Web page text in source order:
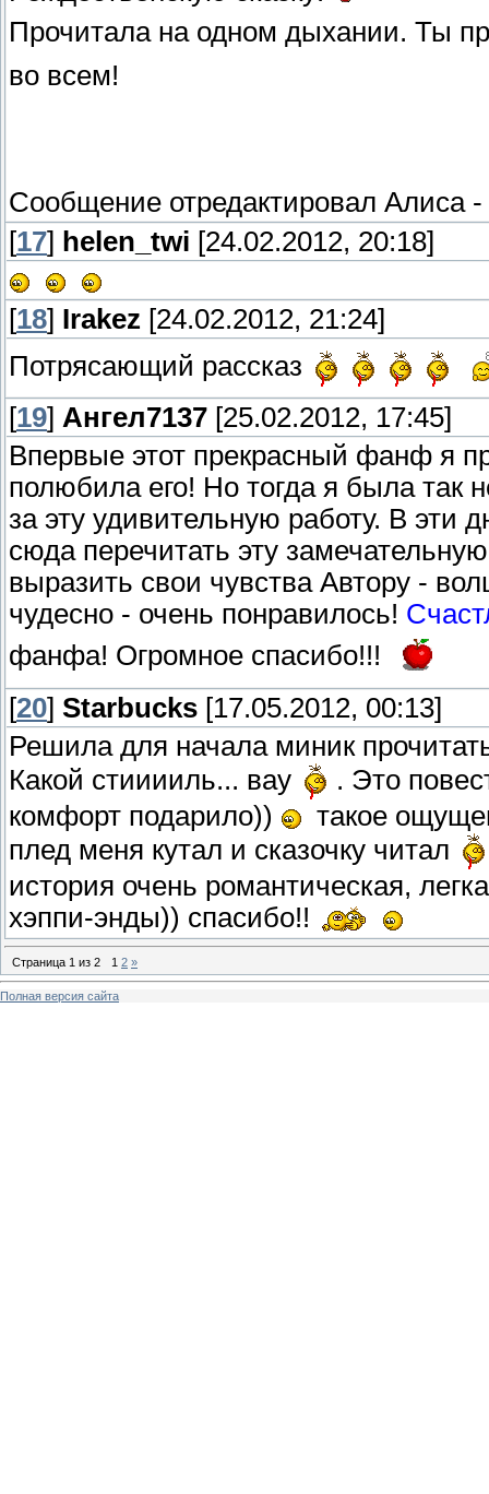
Прочитала на одном дыхании. Ты
во всем!
Сообщение отредактировал Алиса-
[17] helen_twi [24.02.2012, 20:18]
[18] Irakez [24.02.2012, 21:24]
Потрясающий рассказ
[19] Ангел7137 [25.02.2012, 17:45]
Впервые этот прекрасный фанф я
полюбила его! Но тогда я была так
за эту удивительную работу. В эти
сюда перечитать эту
выразить свои чувства Автору -
чудесно - очень понравилось!
фанфа! Огромное спасибо!!!
[20] Starbucks [17.05.2012, 00:13]
Решила для начала миник
Какой стииииль... вау
. Это
комфорт подарило))
такое
плед меня кутал и сказочку читал
история очень романтическая,
хэппи-энды)) спасибо!!
Страница 1 из 2 1 2 »
Полная версия сайта